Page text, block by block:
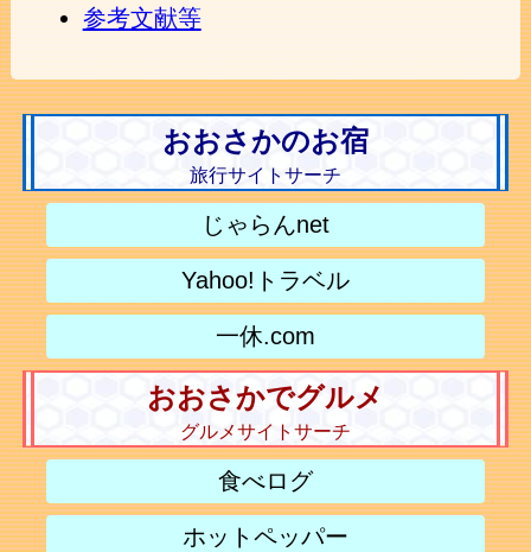
参考文献等
おおさかのお宿
旅行サイトサーチ
じゃらんnet
Yahoo!トラベル
一休.com
おおさかでグルメ
グルメサイトサーチ
食べログ
ホットペッパー